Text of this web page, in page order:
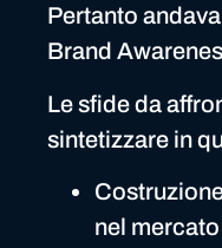
Pertanto
Brand
Le sfide da
sintetizzare in
nel